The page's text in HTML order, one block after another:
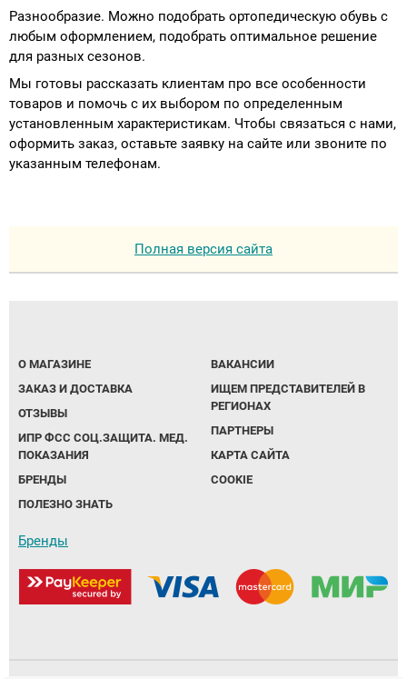
Разнообразие. Можно подобрать ортопедическую обувь с
любым оформлением, подобрать оптимальное решение
для разных сезонов.
Мы готовы рассказать клиентам про все особенности
товаров и помочь с их выбором по определенным
установленным характеристикам. Чтобы связаться с нами,
оформить заказ, оставьте заявку на сайте или звоните по
указанным телефонам.
Полная версия сайта
О МАГАЗИНЕ
ЗАКАЗ И ДОСТАВКА
ОТЗЫВЫ
ИПР ФСС СОЦ.ЗАЩИТА. МЕД.
ПОКАЗАНИЯ
БРЕНДЫ
ПОЛЕЗНО ЗНАТЬ
ВАКАНСИИ
ИЩЕМ ПРЕДСТАВИТЕЛЕЙ В
РЕГИОНАХ
ПАРТНЕРЫ
КАРТА САЙТА
COOKIE
Бренды